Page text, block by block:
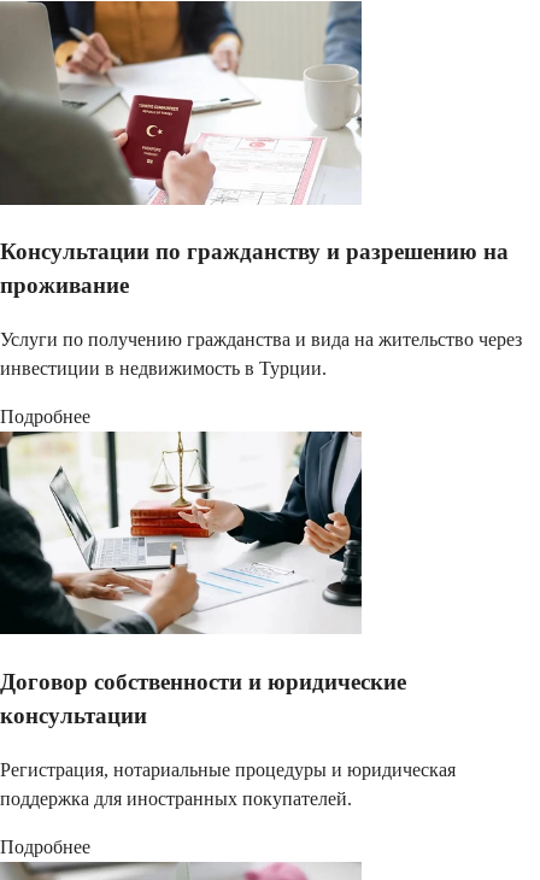
Консультации по гражданству и разрешению на
проживание
Услуги по получению гражданства и вида на жительство через
инвестиции в недвижимость в Турции.
Подробнее
Договор собственности и юридические
консультации
Регистрация, нотариальные процедуры и юридическая
поддержка для иностранных покупателей.
Подробнее